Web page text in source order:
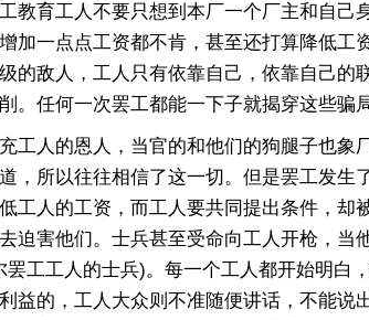
育工人不要只想到本厂一个厂主和自己
一点点工资都不肯，甚至还打算降低
敌人，工人只有依靠自己，依靠自己
任何一次罢工都能一下子就揭穿这些骗
人的恩人，当官的和他们的狗腿子也象
，所以往往相信了这一切。但是罢工发
人的工资，而工人要共同提出条件，
害他们。士兵甚至受命向工人开枪，当
工工人的士兵)。每一个工人都开始明白
的，工人大众则不准随便讲话，不能